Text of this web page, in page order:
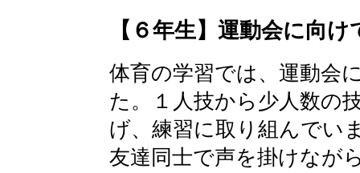
【６年生】運動会に向け
体育の学習では、運動会
た。１人技から少人数の
げ、練習に取り組んでい
友達同士で声を掛けなが